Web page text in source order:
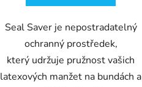
Seal Saver je nepostradatelný
ochranný prostředek,
který udržuje pružnost vašich
latexových manžet na bundách a